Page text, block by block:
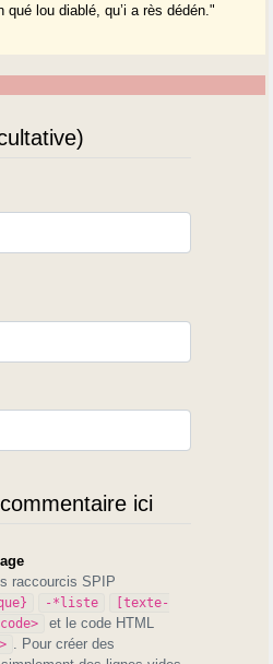
lou diablé, qu’i a rès dédén."
ici
raccourcis SPIP
-*liste
[texte-
et le code HTML
. Pour créer des